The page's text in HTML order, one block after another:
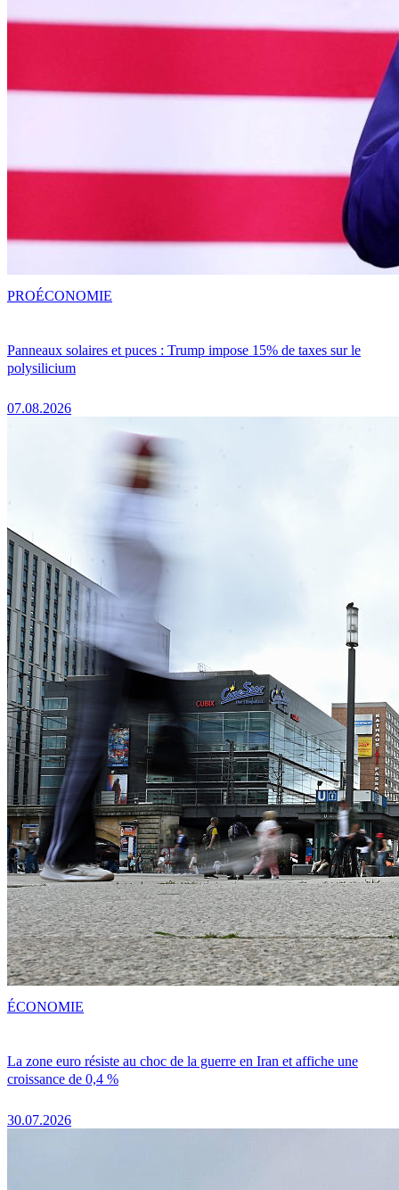
Panneaux solaires et puces : Trump impose 15% de taxes sur le
polysilicium
07.08.2026
PROÉCONOMIE
La zone euro résiste au choc de la guerre en Iran et affiche une
croissance de 0,4 %
30.07.2026
ÉCONOMIE